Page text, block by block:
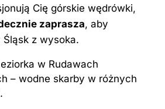
Cię górskie wędrówki,
zaprasza, aby
Śląsk z wysoka.
w Rudawach
– wodne skarby w różnych